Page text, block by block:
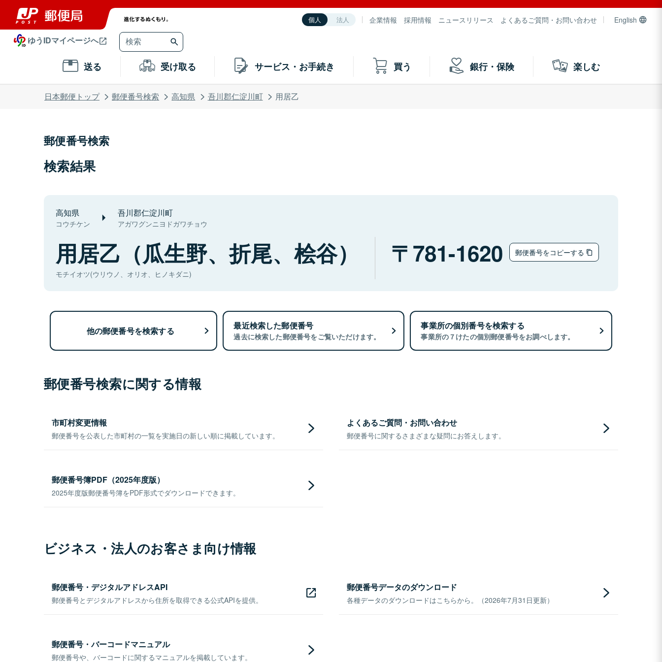
個人 法人 企業情報 採用情報 ニュースリリース よくあるご質問・お問い合わせ English
ゆうIDマイページへ
送る 受け取る サービス・お手続き 買う 銀行・保険 楽しむ
日本郵便トップ 郵便番号検索 高知県 吾川郡仁淀川町 用居乙
郵便番号検索
検索結果
高知県
コウチケン
吾川郡仁淀川町
アガワグンニヨドガワチョウ
用居乙（瓜生野、折尾、桧谷）
モチイオツ(ウリウノ、オリオ、ヒノキダニ)
781-1620 郵便番号をコピーする
他の郵便番号を検索する 最近検索した郵便番号
過去に検索した郵便番号をご覧いただけます。
事業所の個別番号を検索する
事業所の７けたの個別郵便番号をお調べします。
郵便番号検索に関する情報
市町村変更情報
郵便番号を公表した市町村の一覧を実施日の新しい順に掲載しています。
よくあるご質問・お問い合わせ
郵便番号に関するさまざまな疑問にお答えします。
郵便番号簿PDF（2025年度版）
2025年度版郵便番号簿をPDF形式でダウンロードできます。
ビジネス・法人のお客さま向け情報
郵便番号・デジタルアドレスAPI
郵便番号とデジタルアドレスから住所を取得できる公式APIを提供。
郵便番号データのダウンロード
各種データのダウンロードはこちらから。（2026年7月31日更新）
郵便番号・バーコードマニュアル
郵便番号や、バーコードに関するマニュアルを掲載しています。